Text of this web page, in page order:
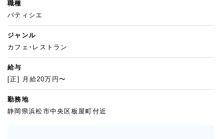
職種
パティシエ
ジャンル
カフェ・レストラン
給与
[正] 月給20万円〜
勤務地
静岡県浜松市中央区板屋町付近